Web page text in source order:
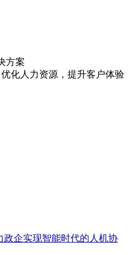
方案
化人力资源，提升客户体验